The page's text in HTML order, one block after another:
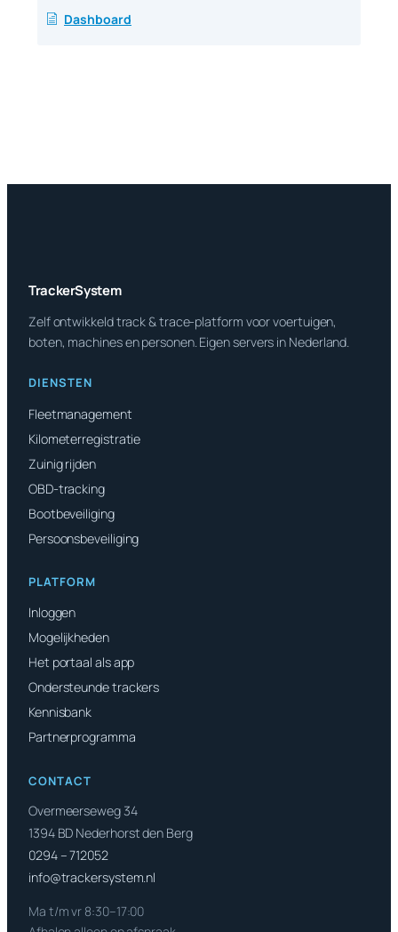
Dashboard
TrackerSystem
Zelf ontwikkeld track & trace-platform voor voertuigen,
boten, machines en personen. Eigen servers in Nederland.
DIENSTEN
Fleetmanagement
Kilometerregistratie
Zuinig rijden
OBD-tracking
Bootbeveiliging
Persoonsbeveiliging
PLATFORM
Inloggen
Mogelijkheden
Het portaal als app
Ondersteunde trackers
Kennisbank
Partnerprogramma
CONTACT
Overmeerseweg 34
1394 BD Nederhorst den Berg
0294 – 712052
info@trackersystem.nl
Ma t/m vr 8:30–17:00